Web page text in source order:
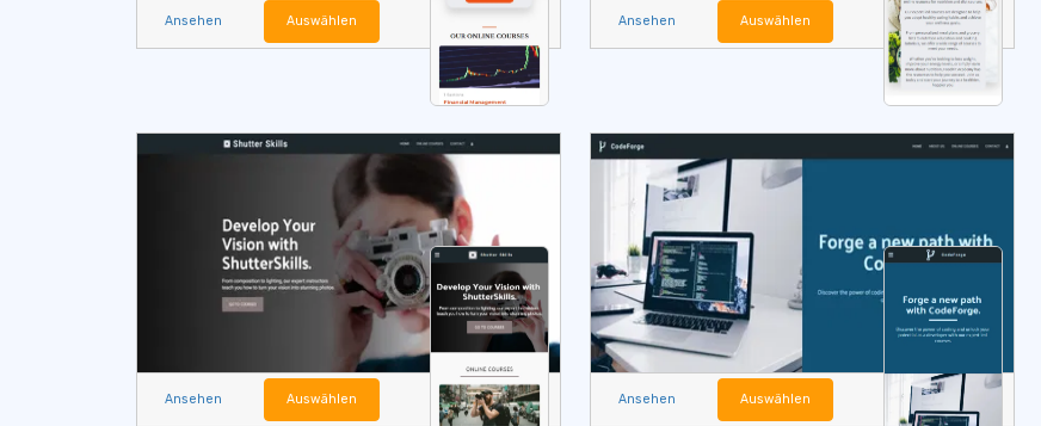
Ansehen Auswählen Ansehen Auswählen
Ansehen Auswählen Ansehen Auswählen